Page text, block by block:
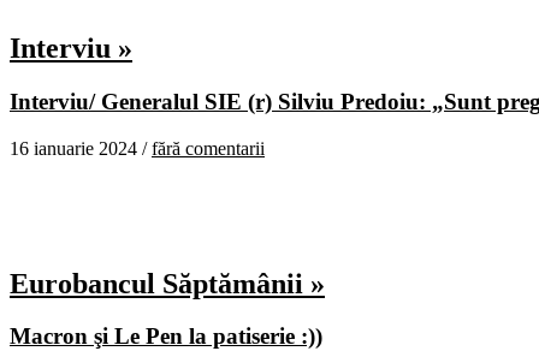
Interviu »
Interviu/ Generalul SIE (r) Silviu Predoiu: „Sunt
16 ianuarie 2024 /fără comentarii
Eurobancul Săptămânii »
Macron şi Le Pen la patiserie :))